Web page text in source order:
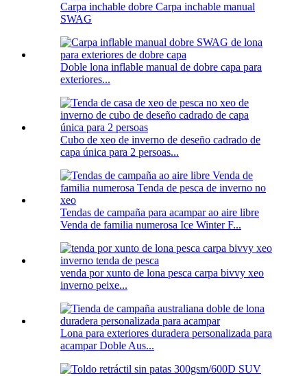
Carpa inchable dobre Carpa inchable manual
SWAG
Doble lona inflable manual de dobre capa para
exteriores...
Cubo de xeo de inverno de deseño cadrado de
capa única para 2 persoas...
Tendas de campaña para acampar ao aire libre
Venda de familia numerosa Ice Winter F...
venda por xunto de lona pesca carpa bivvy xeo
inverno peixe...
Lona para exteriores duradera personalizada para
acampar Doble Aus...